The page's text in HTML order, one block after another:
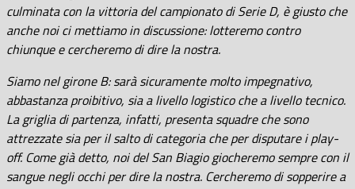
culminata con la vittoria del campionato di Serie D, è giusto che
anche noi ci mettiamo in discussione: lotteremo contro
chiunque e cercheremo di dire la nostra.
Siamo nel girone B: sarà sicuramente molto impegnativo,
abbastanza proibitivo, sia a livello logistico che a livello tecnico.
La griglia di partenza, infatti, presenta squadre che sono
attrezzate sia per il salto di categoria che per disputare i play-
off. Come già detto, noi del San Biagio giocheremo sempre con il
sangue negli occhi per dire la nostra. Cercheremo di sopperire a